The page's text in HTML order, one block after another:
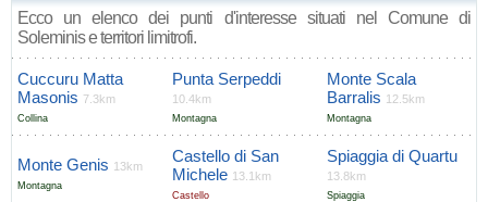
Ecco un elenco dei punti d'interesse situati nel Comune di
Soleminis e territori limitrofi.
Cuccuru Matta
Masonis 7.3km
Collina
Punta Serpeddi
10.4km
Montagna
Monte Scala
Barralis 12.5km
Montagna
Monte Genis 13km
Montagna
Castello di San
Michele 13.1km
Castello
Spiaggia di Quartu
13.8km
Spiaggia